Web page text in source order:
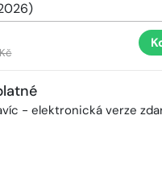
- elektronická verze